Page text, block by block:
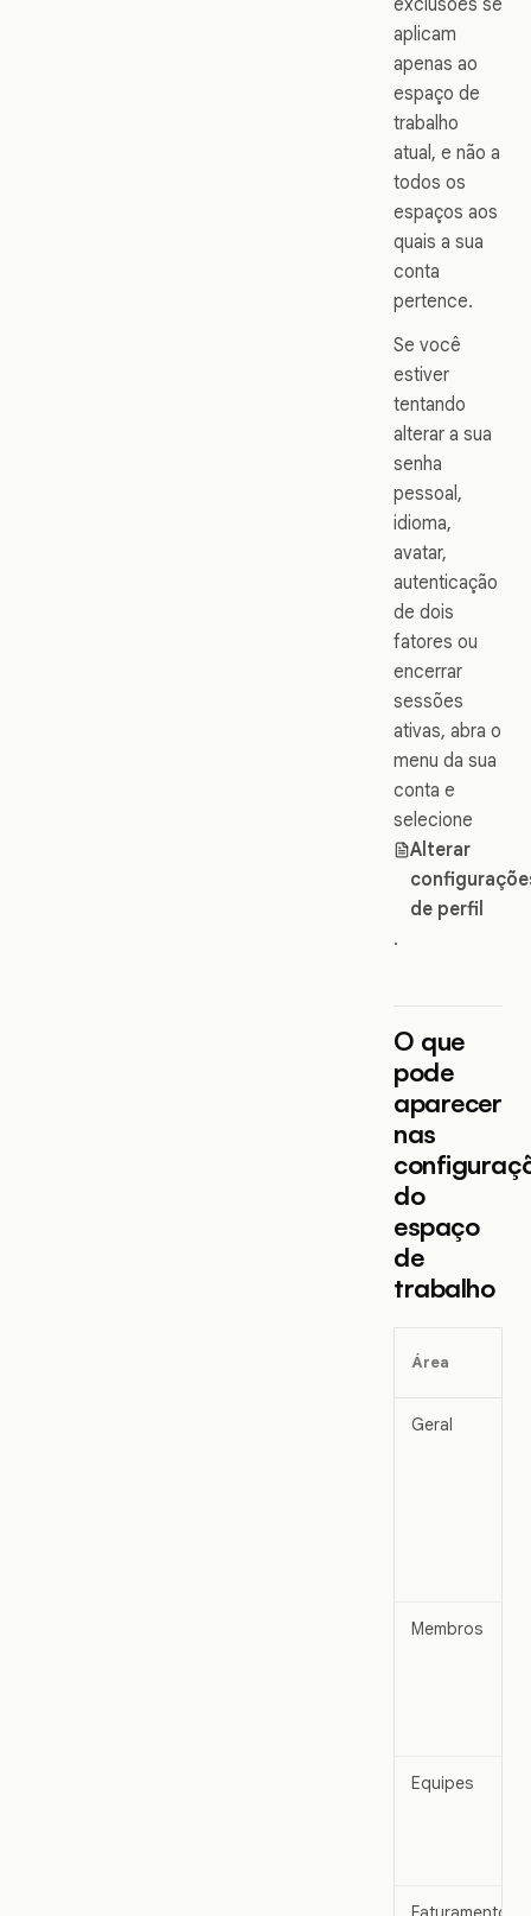
aplicam
apenas ao
espaço de
trabalho
atual, e não a
todos os
espaços aos
quais a sua
conta
pertence.
Se você
estiver
tentando
alterar a sua
senha
pessoal,
idioma,
avatar,
autenticação
de dois
fatores ou
encerrar
sessões
ativas, abra o
menu da sua
conta e
selecione
Alterar
de perfil
.
O que
pode
aparecer
nas
do
espaço
de
trabalho
Área
Geral
Membros
Equipes